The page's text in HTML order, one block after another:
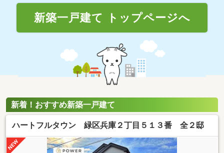
新築一戸建て トップページへ
新着！おすすめ新築一戸建て
ハートフルタウン 緑区兵庫２丁目５１３番 全２邸